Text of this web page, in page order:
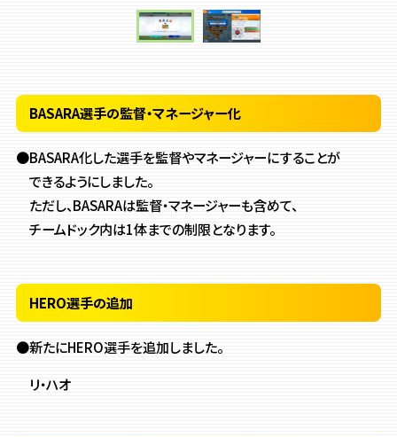
BASARA選手の監督・マネージャー化
●BASARA化した選手を監督やマネージャーにすることが
できるようにしました。
ただし、BASARAは監督・マネージャーも含めて、
チームドック内は1体までの制限となります。
HERO選手の追加
●新たにHERO選手を追加しました。
リ・ハオ